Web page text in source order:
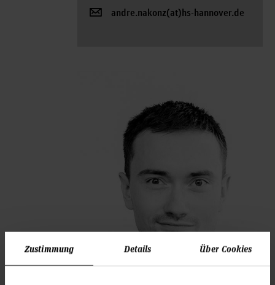
Zustimmung Details Über Cookies
andre.nakonz(at)hs-hannover.de